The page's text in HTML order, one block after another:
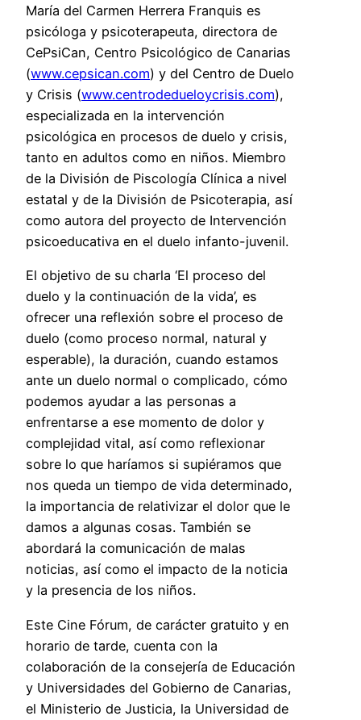
María del Carmen Herrera Franquis es
psicóloga y psicoterapeuta, directora de
CePsiCan, Centro Psicológico de Canarias
(www.cepsican.com) y del Centro de Duelo
y Crisis (www.centrodedueloycrisis.com),
especializada en la intervención
psicológica en procesos de duelo y crisis,
tanto en adultos como en niños. Miembro
de la División de Piscología Clínica a nivel
estatal y de la División de Psicoterapia, así
como autora del proyecto de Intervención
psicoeducativa en el duelo infanto-juvenil.
El objetivo de su charla ‘El proceso del
duelo y la continuación de la vida’, es
ofrecer una reflexión sobre el proceso de
duelo (como proceso normal, natural y
esperable), la duración, cuando estamos
ante un duelo normal o complicado, cómo
podemos ayudar a las personas a
enfrentarse a ese momento de dolor y
complejidad vital, así como reflexionar
sobre lo que haríamos si supiéramos que
nos queda un tiempo de vida determinado,
la importancia de relativizar el dolor que le
damos a algunas cosas. También se
abordará la comunicación de malas
noticias, así como el impacto de la noticia
y la presencia de los niños.
Este Cine Fórum, de carácter gratuito y en
horario de tarde, cuenta con la
colaboración de la consejería de Educación
y Universidades del Gobierno de Canarias,
el Ministerio de Justicia, la Universidad de